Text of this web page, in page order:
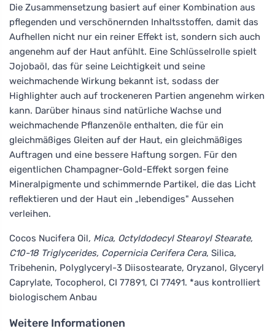
Die Zusammensetzung basiert auf einer Kombination aus
pflegenden und verschönernden Inhaltsstoffen, damit das
Aufhellen nicht nur ein reiner Effekt ist, sondern sich auch
angenehm auf der Haut anfühlt. Eine Schlüsselrolle spielt
Jojobaöl, das für seine Leichtigkeit und seine
weichmachende Wirkung bekannt ist, sodass der
Highlighter auch auf trockeneren Partien angenehm wirken
kann. Darüber hinaus sind natürliche Wachse und
weichmachende Pflanzenöle enthalten, die für ein
gleichmäßiges Gleiten auf der Haut, ein gleichmäßiges
Auftragen und eine bessere Haftung sorgen. Für den
eigentlichen Champagner-Gold-Effekt sorgen feine
Mineralpigmente und schimmernde Partikel, die das Licht
reflektieren und der Haut ein „lebendiges" Aussehen
verleihen.
Cocos Nucifera Oil, Mica, Octyldodecyl Stearoyl Stearate,
C10-18 Triglycerides, Copernicia Cerifera Cera, Silica,
Tribehenin, Polyglyceryl-3 Diisostearate, Oryzanol, Glyceryl
Caprylate, Tocopherol, CI 77891, CI 77491. *aus kontrolliert
biologischem Anbau
Weitere Informationen